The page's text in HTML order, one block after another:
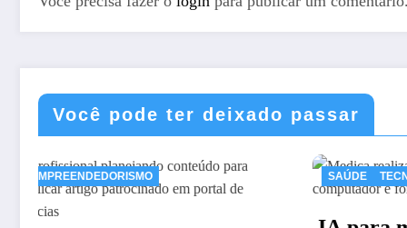
Você pode ter deixado passar
SAÚDE TECNOLOGIA DICAS